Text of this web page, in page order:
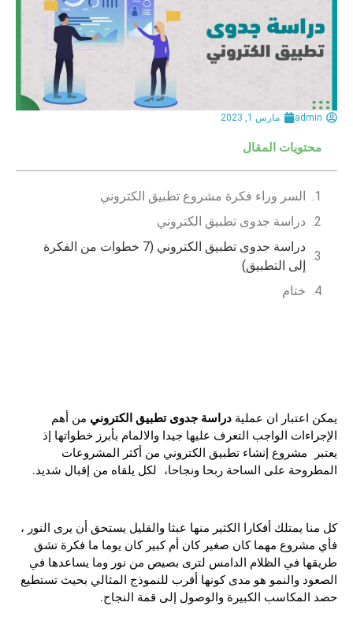
admin مارس 1, 2023
محتويات المقال
السر وراء فكرة مشروع تطبيق الكتروني
دراسة جدوى تطبيق الكتروني
دراسة جدوى تطبيق الكتروني (7 خطوات من الفكرة
إلى التطبيق)
ختام
يمكن اعتبار ان عملية دراسة جدوى تطبيق الكتروني من أهم
الإجراءات الواجب التعرف عليها جيدا والالمام بأبرز خطواتها إذ
يعتبر مشروع إنشاء تطبيق الكتروني من أكثر المشروعات
المطروحة على الساحة ربحا ونجاحا، لكل يلقاه من إقبال شديد.
كل منا يمتلك أفكارا الكثير منها عبثا والقليل يستحق أن يرى النور ،
فأي مشروع مهما كان صغير كان أم كبير كان يوما ما فكرة تشق
طريقها في الظلام الدامس لترى بصيص من نور وما يساعدها في
الصعود والنمو هو مدى كونها أقرب للنموذج المثالي بحيث تستطيع
حصد المكاسب الكبيرة والوصول إلى قمة النجاح.